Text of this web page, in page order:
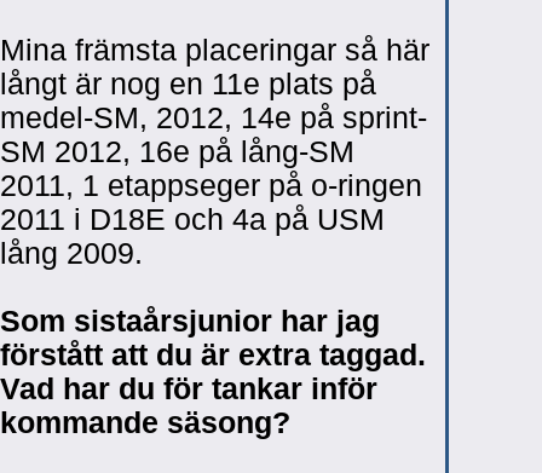
Mina främsta placeringar så här
långt är nog en 11e plats på
medel-SM, 2012, 14e på sprint-
SM 2012, 16e på lång-SM
2011, 1 etappseger på o-ringen
2011 i D18E och 4a på USM
lång 2009.
Som sistaårsjunior har jag
förstått att du är extra taggad.
Vad har du för tankar inför
kommande säsong?